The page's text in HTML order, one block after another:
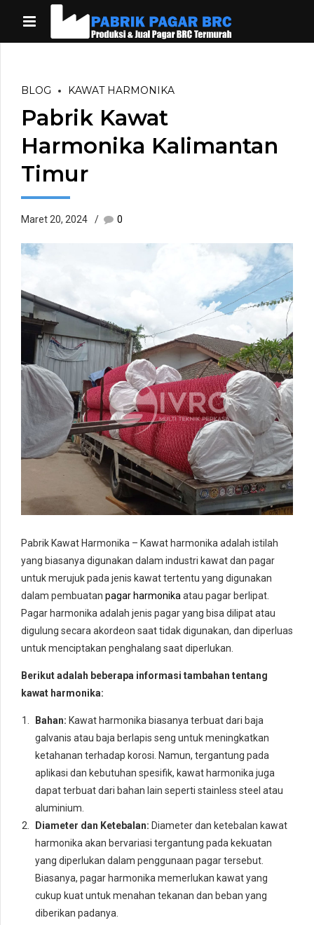
BLOG KAWAT HARMONIKA
Pabrik Kawat
Harmonika Kalimantan
Timur
Maret 20, 2024 0
Pabrik Kawat Harmonika – Kawat harmonika adalah istilah
yang biasanya digunakan dalam industri kawat dan pagar
untuk merujuk pada jenis kawat tertentu yang digunakan
dalam pembuatan pagar harmonika atau pagar berlipat.
Pagar harmonika adalah jenis pagar yang bisa dilipat atau
digulung secara akordeon saat tidak digunakan, dan diperluas
untuk menciptakan penghalang saat diperlukan.
Berikut adalah beberapa informasi tambahan tentang
kawat harmonika:
Bahan: Kawat harmonika biasanya terbuat dari baja
galvanis atau baja berlapis seng untuk meningkatkan
ketahanan terhadap korosi. Namun, tergantung pada
aplikasi dan kebutuhan spesifik, kawat harmonika juga
dapat terbuat dari bahan lain seperti stainless steel atau
aluminium.
Diameter dan Ketebalan: Diameter dan ketebalan kawat
harmonika akan bervariasi tergantung pada kekuatan
yang diperlukan dalam penggunaan pagar tersebut.
Biasanya, pagar harmonika memerlukan kawat yang
cukup kuat untuk menahan tekanan dan beban yang
diberikan padanya.